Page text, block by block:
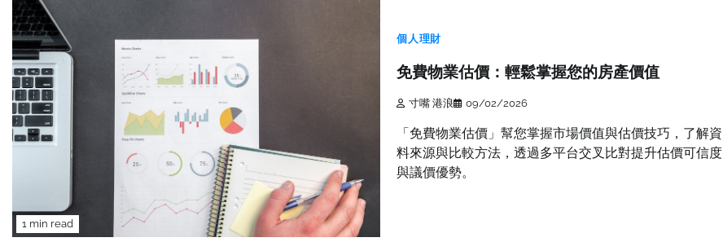
1 min read
個人理財
免費物業估價：輕鬆掌握您的房產價值
寸嘴 港浪 09/02/2026
「免費物業估價」幫您掌握市場價值與估價技巧，了解資
料來源與比較方法，透過多平台交叉比對提升估價可信度
與議價優勢。